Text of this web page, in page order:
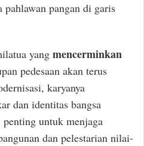
pahlawan pangan di garis
yang mencerminkan
pedesaan akan terus
karyanya
dan identitas bangsa
untuk menjaga
dan pelestarian nilai-